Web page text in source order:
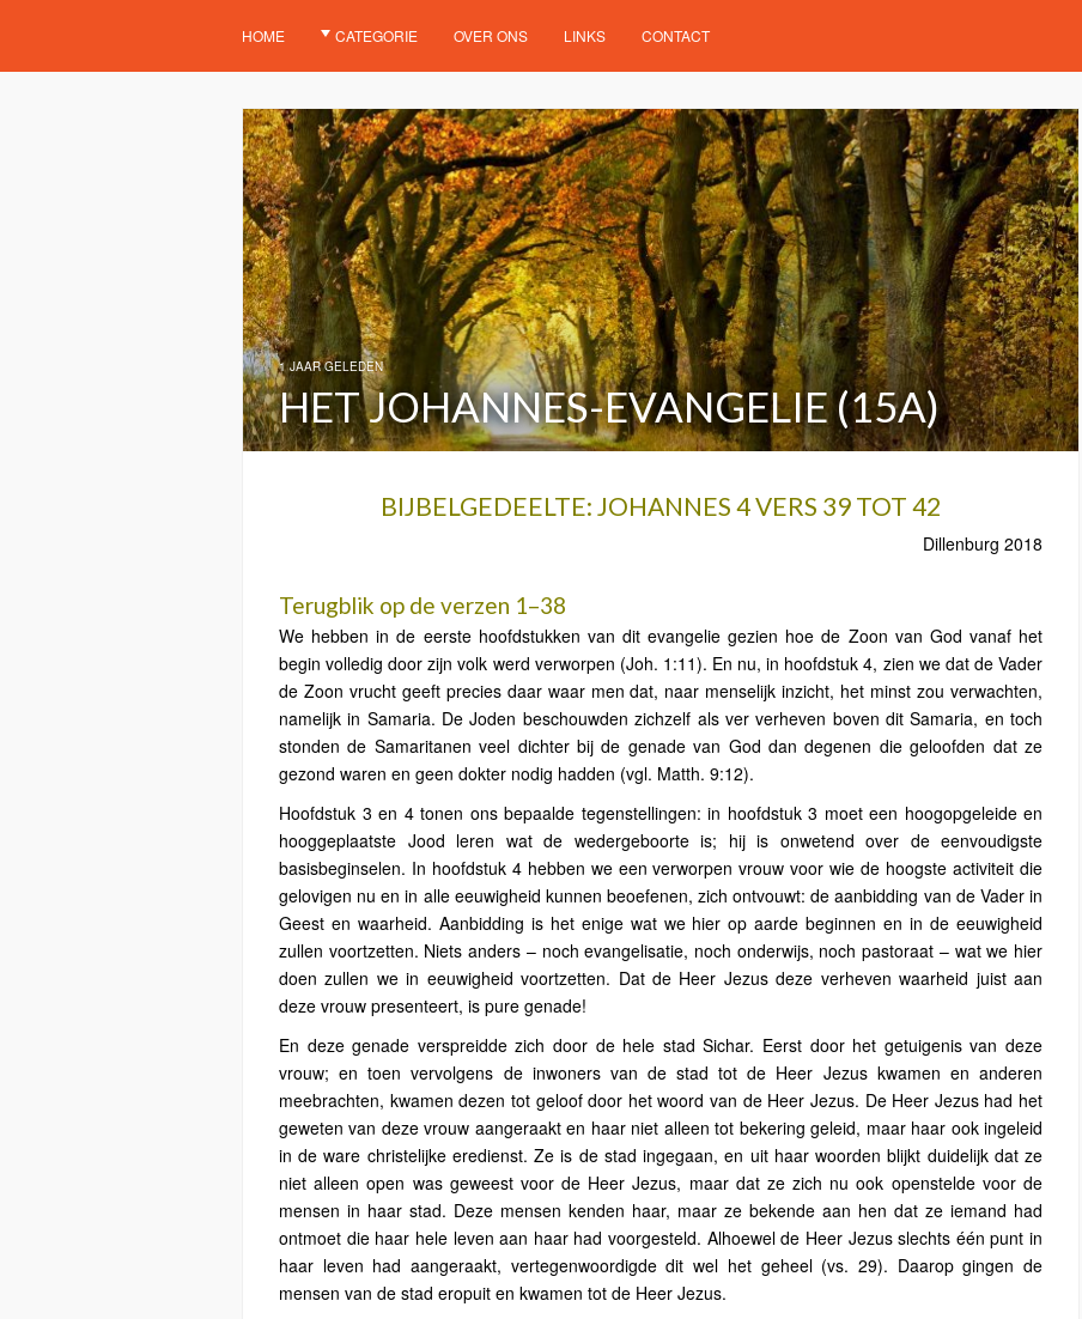
HOME CATEGORIE OVER ONS LINKS CONTACT
1 JAAR GELEDEN
HET JOHANNES-EVANGELIE (15A)
BIJBELGEDEELTE: JOHANNES 4 VERS 39 TOT 42
Dillenburg 2018
Terugblik op de verzen 1–38
We hebben in de eerste hoofdstukken van dit evangelie gezien hoe de Zoon van God vanaf het
begin volledig door zijn volk werd verworpen (Joh. 1:11). En nu, in hoofdstuk 4, zien we dat de Vader
de Zoon vrucht geeft precies daar waar men dat, naar menselijk inzicht, het minst zou verwachten,
namelijk in Samaria. De Joden beschouwden zichzelf als ver verheven boven dit Samaria, en toch
stonden de Samaritanen veel dichter bij de genade van God dan degenen die geloofden dat ze
gezond waren en geen dokter nodig hadden (vgl. Matth. 9:12).
Hoofdstuk 3 en 4 tonen ons bepaalde tegenstellingen: in hoofdstuk 3 moet een hoogopgeleide en
hooggeplaatste Jood leren wat de wedergeboorte is; hij is onwetend over de eenvoudigste
basisbeginselen. In hoofdstuk 4 hebben we een verworpen vrouw voor wie de hoogste activiteit die
gelovigen nu en in alle eeuwigheid kunnen beoefenen, zich ontvouwt: de aanbidding van de Vader in
Geest en waarheid. Aanbidding is het enige wat we hier op aarde beginnen en in de eeuwigheid
zullen voortzetten. Niets anders – noch evangelisatie, noch onderwijs, noch pastoraat – wat we hier
doen zullen we in eeuwigheid voortzetten. Dat de Heer Jezus deze verheven waarheid juist aan
deze vrouw presenteert, is pure genade!
En deze genade verspreidde zich door de hele stad Sichar. Eerst door het getuigenis van deze
vrouw; en toen vervolgens de inwoners van de stad tot de Heer Jezus kwamen en anderen
meebrachten, kwamen dezen tot geloof door het woord van de Heer Jezus. De Heer Jezus had het
geweten van deze vrouw aangeraakt en haar niet alleen tot bekering geleid, maar haar ook ingeleid
in de ware christelijke eredienst. Ze is de stad ingegaan, en uit haar woorden blijkt duidelijk dat ze
niet alleen open was geweest voor de Heer Jezus, maar dat ze zich nu ook openstelde voor de
mensen in haar stad. Deze mensen kenden haar, maar ze bekende aan hen dat ze iemand had
ontmoet die haar hele leven aan haar had voorgesteld. Alhoewel de Heer Jezus slechts één punt in
haar leven had aangeraakt, vertegenwoordigde dit wel het geheel (vs. 29). Daarop gingen de
mensen van de stad eropuit en kwamen tot de Heer Jezus.